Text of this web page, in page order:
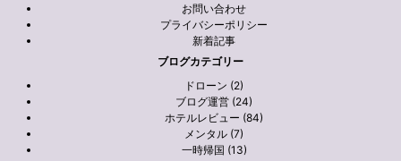
お問い合わせ
プライバシーポリシー
新着記事
ブログカテゴリー
ドローン (2)
ブログ運営 (24)
ホテルレビュー (84)
メンタル (7)
一時帰国 (13)